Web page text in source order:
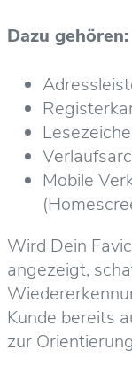
Dazu gehören:
Mobile
Wird Dein
angezeigt,
Kunde bereits
zur